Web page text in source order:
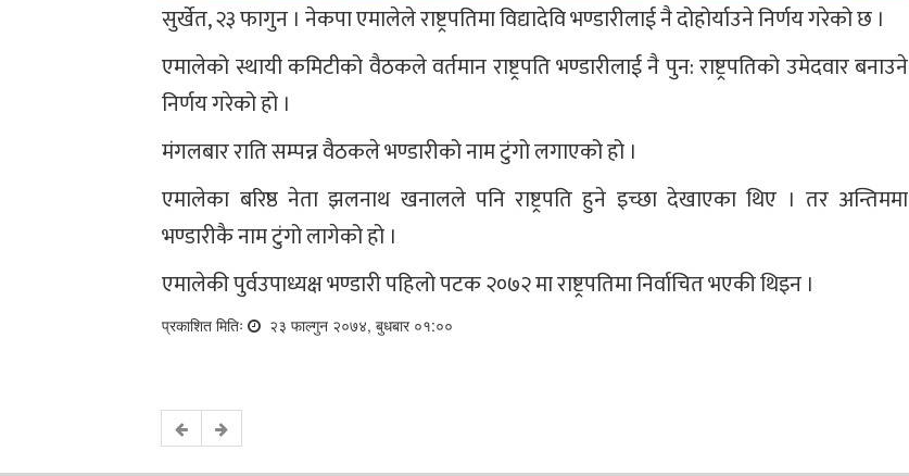
सुर्खेत, २३ फागुन । नेकपा एमालेले राष्ट्रपतिमा विद्यादेवि भण्डारीलाई नै दोहोर्याउने निर्णय गरेको छ ।
एमालेको स्थायी कमिटीको वैठकले वर्तमान राष्ट्रपति भण्डारीलाई नै पुन: राष्ट्रपतिको उमेदवार बनाउने
निर्णय गरेको हो ।
मंगलबार राति सम्पन्न वैठकले भण्डारीको नाम टुंगो लगाएको हो ।
एमालेका बरिष्ठ नेता झलनाथ खनालले पनि राष्ट्रपति हुने इच्छा देखाएका थिए । तर अन्तिममा
भण्डारीकै नाम टुंगो लागेको हो ।
एमालेकी पुर्वउपाध्यक्ष भण्डारी पहिलो पटक २०७२ मा राष्ट्रपतिमा निर्वाचित भएकी थिइन ।
प्रकाशित मितिः २३ फाल्गुन २०७४, बुधबार ०१:००